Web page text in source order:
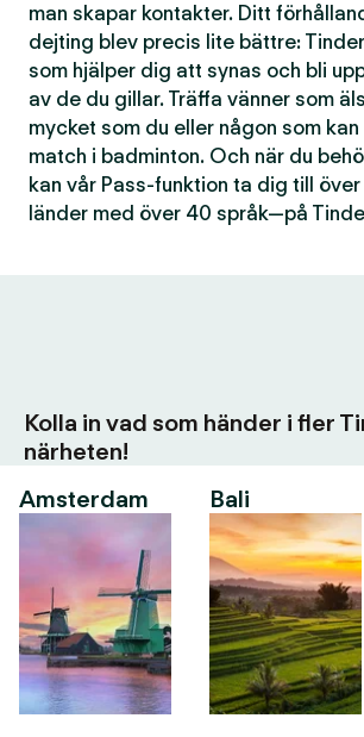
man skapar kontakter. Ditt
dejting blev precis lite bättre:
som hjälper dig att synas och bli
av de du gillar. Träffa vänner som
mycket som du eller någon som
match i badminton. Och när du
kan vår Pass-funktion ta dig till
länder med över 40 språk—på
Kolla in vad som händer i fler
närheten!
Amsterdam
Bali